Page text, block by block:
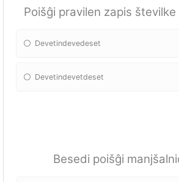
Poišĝi pravilen zapis
Devetindevedeset
Devetindevetdeset
Besedi poišĝi